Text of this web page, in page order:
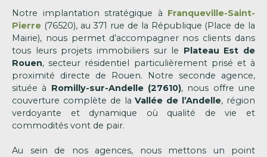
Notre implantation stratégique à Franqueville-Saint-
Pierre (76520), au 371 rue de la République (Place de la
Mairie), nous permet d’accompagner nos clients dans
tous leurs projets immobiliers sur le Plateau Est de
Rouen, secteur résidentiel particulièrement prisé et à
proximité directe de Rouen. Notre seconde agence,
située à Romilly-sur-Andelle (27610), nous offre une
couverture complète de laVallée de l’Andelle, région
verdoyante et dynamique où qualité de vie et
commodités vont de pair.
Au sein de nos agences, nous mettons un point